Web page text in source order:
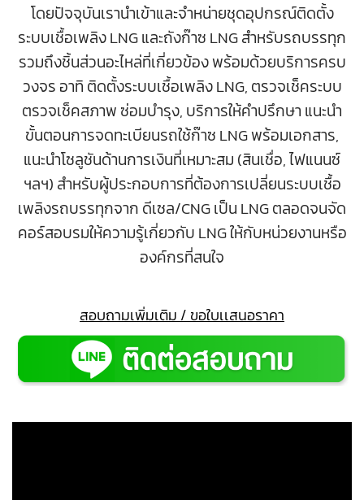
โดยปัจจุบันเรานำเข้าและจำหน่ายชุดอุปกรณ์ติดตั้ง
ระบบเชื้อเพลิง LNGและถังก๊าซ LNGสำหรับรถบรรทุก
รวมถึงชิ้นส่วนอะไหล่ที่เกี่ยวข้อง พร้อมด้วยบริการครบ
วงจร อาทิ ติดตั้งระบบเชื้อเพลิง LNG, ตรวจเช็คระบบ
ตรวจเช็คสภาพ ซ่อมบำรุง, บริการให้คำปรึกษา แนะนำ
ขั้นตอนการจดทะเบียนรถใช้ก๊าซ LNG พร้อมเอกสาร,
แนะนำโซลูชันด้านการเงินที่เหมาะสม (สินเชื่อ, ไฟแนนซ์
ฯลฯ) สำหรับผู้ประกอบการที่ต้องการเปลี่ยนระบบเชื้อ
เพลิงรถบรรทุกจาก ดีเซล/CNG เป็น LNG ตลอดจนจัด
คอร์สอบรมให้ความรู้เกี่ยวกับ LNG ให้กับหน่วยงานหรือ
องค์กรที่สนใจ
สอบถามเพิ่มเติม / ขอใบเเสนอราคา